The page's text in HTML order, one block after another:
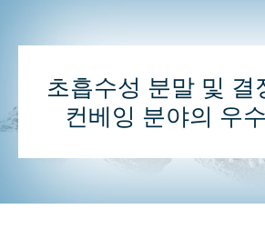
초흡수성 분말 및 결
컨베잉 분야의 우